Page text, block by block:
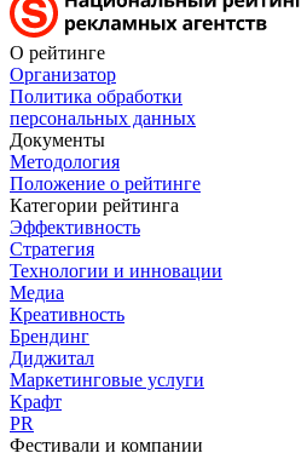
О рейтинге
Организатор
Политика обработки
персональных данных
Документы
Методология
Положение о рейтинге
Категории рейтинга
Эффективность
Стратегия
Технологии и инновации
Медиа
Креативность
Брендинг
Диджитал
Маркетинговые услуги
Крафт
PR
Фестивали и компании